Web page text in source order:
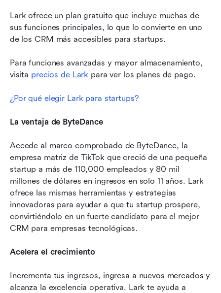
Lark ofrece un plan gratuito que incluye muchas de
sus funciones principales, lo que lo convierte en uno
de los CRM más accesibles para startups.
Para funciones avanzadas y mayor almacenamiento,
visita precios de Lark para ver los planes de pago.
¿Por qué elegir Lark para startups?
La ventaja de ByteDance
Accede al marco comprobado de ByteDance, la
empresa matriz de TikTok que creció de una pequeña
startup a más de 110,000 empleados y 80 mil
millones de dólares en ingresos en solo 11 años. Lark
ofrece las mismas herramientas y estrategias
innovadoras para ayudar a que tu startup prospere,
convirtiéndolo en un fuerte candidato para el mejor
CRM para empresas tecnológicas.
Acelera el crecimiento
Incrementa tus ingresos, ingresa a nuevos mercados y
alcanza la excelencia operativa. Lark te ayuda a